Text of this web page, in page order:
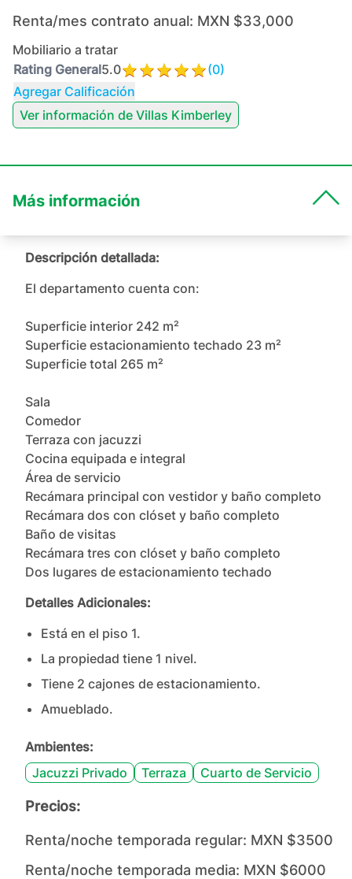
Renta/mes contrato anual: MXN $33,000
Mobiliario a tratar
Rating General5.0 (0)
Agregar Calificación
Ver información de Villas Kimberley
Más información
Descripción detallada:
El departamento cuenta con:
Superficie interior 242 m²
Superficie estacionamiento techado 23 m²
Superficie total 265 m²
Sala
Comedor
Terraza con jacuzzi
Cocina equipada e integral
Área de servicio
Recámara principal con vestidor y baño completo
Recámara dos con clóset y baño completo
Baño de visitas
Recámara tres con clóset y baño completo
Dos lugares de estacionamiento techado
Detalles Adicionales:
Está en el piso 1.
La propiedad tiene 1 nivel.
Tiene 2 cajones de estacionamiento.
Amueblado.
Ambientes:
Jacuzzi Privado
Terraza Cuarto de Servicio
Precios:
Renta/noche temporada regular: MXN $3500
Renta/noche temporada media: MXN $6000